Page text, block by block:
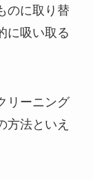
のに取り替
に吸い取る
リーニング
方法といえ